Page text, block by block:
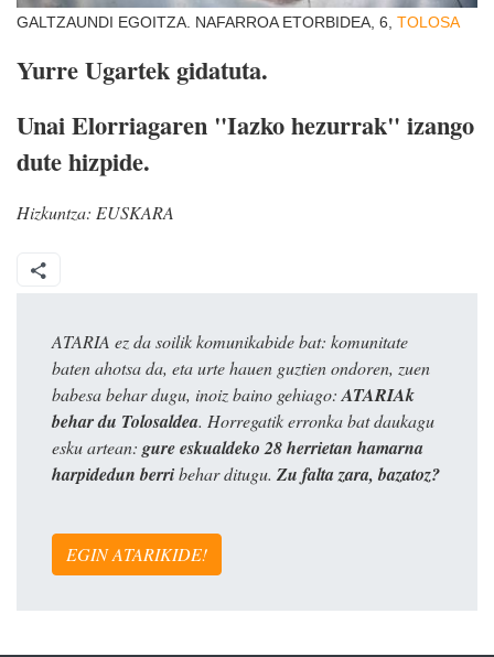
GALTZAUNDI EGOITZA. NAFARROA ETORBIDEA, 6, TOLOSA
Yurre Ugartek gidatuta.
Unai Elorriagaren "Iazko hezurrak" izango
dute hizpide.
Hizkuntza: EUSKARA
ATARIA ez da soilik komunikabide bat: komunitate
baten ahotsa da, eta urte hauen guztien ondoren, zuen
babesa behar dugu, inoiz baino gehiago: ATARIAk
behar du Tolosaldea. Horregatik erronka bat daukagu
esku artean: gure eskualdeko 28 herrietan hamarna
harpidedun berribehar ditugu. Zu falta zara, bazatoz?
EGIN ATARIKIDE!